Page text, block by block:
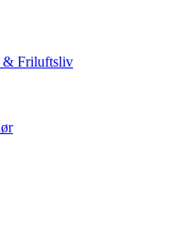
& Friluftsliv